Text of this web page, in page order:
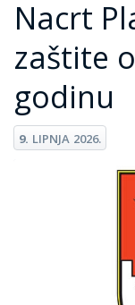
Nacrt
zaštite
godinu
9. LIPNJA 2026.